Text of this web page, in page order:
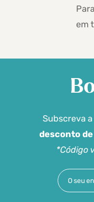
em
Subscreva
desconto
*Código